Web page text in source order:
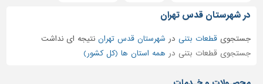
مصالح
پله،
نرده
در شهرستان قدس تهران
جستجویقطعات بتنی در شهرستان قدس تهران نتیجه ای نداشت
جستجوی قطعات بتنی در همه استان ها (کل کشور)